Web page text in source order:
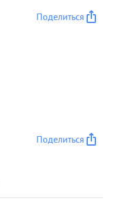
Поделиться
Поделиться